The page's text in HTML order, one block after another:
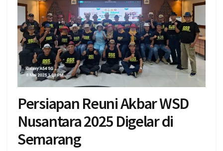
Persiapan Reuni Akbar WSD
Nusantara 2025 Digelar di
Semarang